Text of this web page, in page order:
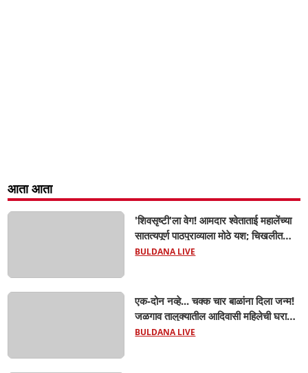
आता आता
'शिवसृष्टी'ला वेग! आमदार श्वेताताई महालेंच्या
सातत्यपूर्ण पाठपुराव्याला मोठे यश; चिखलीत
साकारणार ६५ कोटींचा भव्य 'छत्रपती शिवाजी
BULDANA LIVE
एक-दोन नव्हे... चक्क चार बाळांना दिला जन्म!
जळगाव तालुक्यातील आदिवासी महिलेची घरातच
प्रसूती; आता झाली ७ लेकरांची माय ! वैद्यकीय
BULDANA LIVE